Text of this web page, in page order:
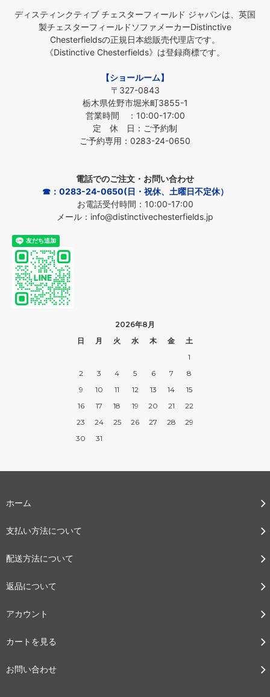
ディスティンクティブ チェスターフィールド ジャパンは、英国
製チェスターフィールドソファメーカーDistinctive
Chesterfieldsの正規日本総販売代理店です。
《Distinctive Chesterfields》は登録商標です。
【ショールーム】
〒327-0843
栃木県佐野市堀米町3855-1
営業時間 ：10:00-17:00
定 休 日：ご予約制
ご予約専用：0283-24-0650
電話でのご注文・お問い合わせ
☎：0283-24-0650(日・祝休、土曜日不定休）
お電話受付時間：10:00-17:00
メール：info@distinctivechesterfields.jp
2026年8月
日
月 火 水 木 金
土
1
2
3 4 5 6 7
8
9
10 11 12 13 14
15
16
17 18 19 20 21
22
23
24 25 26 27 28
29
30
31
ホーム
支払い方法について
配送方法について
返品について
アカウント
カートを見る
お問い合わせ